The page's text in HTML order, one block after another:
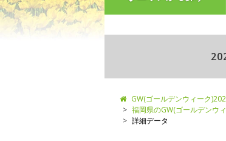
GW(ゴールデンウィーク
福岡県のGW(ゴールデンウ
詳細データ